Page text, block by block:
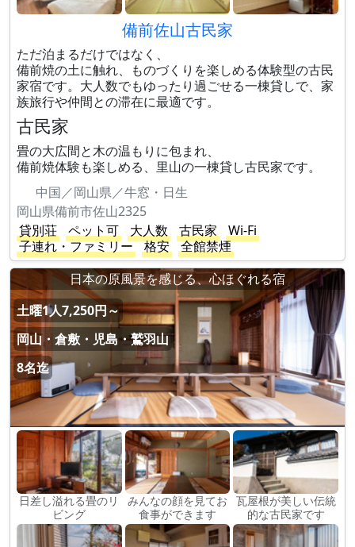
備前佐山古民家
ただ泊まるだけではなく、
備前焼の土に触れ、ものづくりを楽しめる体験型の古民
家宿です。大人数でもゆったり過ごせる一棟貸しで、家
族旅行や仲間との滞在に最適です。
古民家
畳の大広間と木の温もりに包まれ、
備前焼体験も楽しめる、里山の一棟貸し古民家です。
中国／岡山県／牛窓・日生
岡山県備前市佐山2325
貸別荘
ペット可 大人数 古民家
Wi-Fi
子連れ・ファミリー
格安
全館禁煙
日本の原風景を感じる、心ほぐれる宿
土曜1人7,250円～
岡山・倉敷・児島・鷲羽山
8名迄
日差し溢れる畳のリ
ビング
みんなの顔を見てお
食事ができます
瓦屋根が美しい伝統
的な古民家です